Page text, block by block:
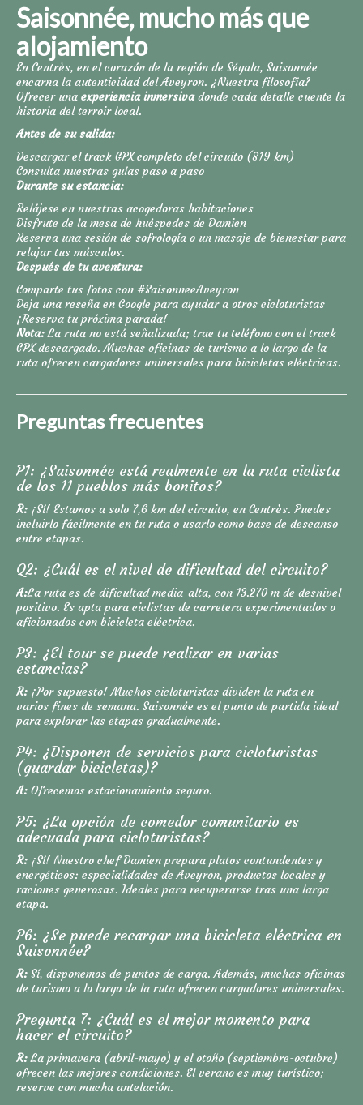
Saisonnée, mucho más que
alojamiento
En Centrès, en el corazón de la región de Ségala, Saisonnée
encarna la autenticidad del Aveyron. ¿Nuestra filosofía?
Ofrecer una experiencia inmersivadonde cada detalle cuente la
historia del terroir local.
Antes de su salida:
Descargar el track GPX completo del circuito (819 km)
Consulta nuestras guías paso a paso
Durante su estancia:
Relájese en nuestras acogedoras habitaciones
Disfrute de la mesa de huéspedes de Damien
Reserva una sesión de sofrología o un masaje de bienestar para
relajar tus músculos.
Después de tu aventura:
Comparte tus fotos con #SaisonneeAveyron
Deja una reseña en Google para ayudar a otros cicloturistas
¡Reserva tu próxima parada!
Nota:La ruta no está señalizada; trae tu teléfono con el track
GPX descargado. Muchas oficinas de turismo a lo largo de la
ruta ofrecen cargadores universales para bicicletas eléctricas.
Preguntas frecuentes
P1: ¿Saisonnée está realmente en la ruta ciclista
de los 11 pueblos más bonitos?
R: ¡Sí! Estamos a solo 7,6 km del circuito, en Centrès. Puedes
incluirlo fácilmente en tu ruta o usarlo como base de descanso
entre etapas.
Q2: ¿Cuál es el nivel de dificultad del circuito?
A:La ruta es de dificultad media-alta, con 13.270 m de desnivel
positivo. Es apta para ciclistas de carretera experimentados o
aficionados con bicicleta eléctrica.
P3: ¿El tour se puede realizar en varias
estancias?
R: ¡Por supuesto! Muchos cicloturistas dividen la ruta en
varios fines de semana. Saisonnée es el punto de partida ideal
para explorar las etapas gradualmente.
P4: ¿Disponen de servicios para cicloturistas
(guardar bicicletas)?
A: Ofrecemos estacionamiento seguro.
P5: ¿La opción de comedor comunitario es
adecuada para cicloturistas?
R: ¡Sí! Nuestro chef Damien prepara platos contundentes y
energéticos: especialidades de Aveyron, productos locales y
raciones generosas. Ideales para recuperarse tras una larga
etapa.
P6: ¿Se puede recargar una bicicleta eléctrica en
Saisonnée?
R: Sí, disponemos de puntos de carga. Además, muchas oficinas
de turismo a lo largo de la ruta ofrecen cargadores universales.
Pregunta 7: ¿Cuál es el mejor momento para
hacer el circuito?
R:La primavera (abril-mayo) y el otoño (septiembre-octubre)
ofrecen las mejores condiciones. El verano es muy turístico;
reserve con mucha antelación.